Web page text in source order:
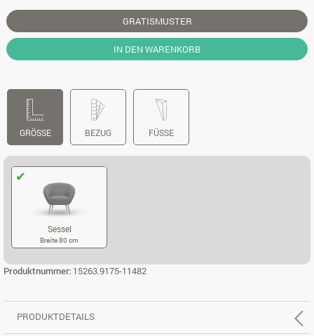
GRATISMUSTER
IN DEN WARENKORB
GRÖSSE BEZUG FÜSSE
Sessel
Breite 80 cm
Produktnummer: 15263.9175-11482
PRODUKTDETAILS